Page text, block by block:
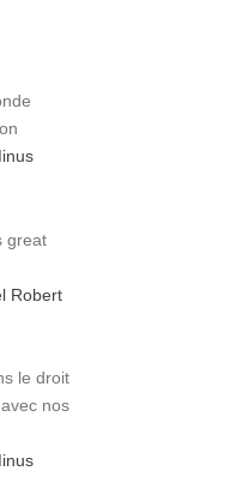
great
Robert
le droit
nos